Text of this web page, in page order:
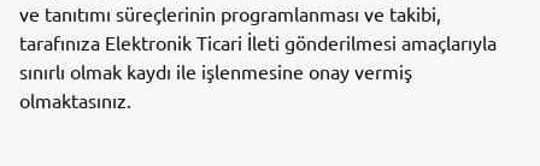
ve tanıtımı süreçlerinin programlanması ve takibi,
tarafınıza Elektronik Ticari İleti gönderilmesi amaçlarıyla
sınırlı olmak kaydı ile işlenmesine onay vermiş
olmaktasınız.